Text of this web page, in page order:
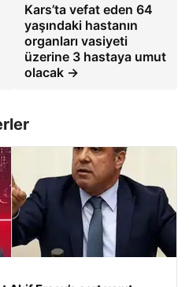
Kars’ta vefat eden 64
yaşındaki hastanın
organları vasiyeti
üzerine 3 hastaya umut
olacak →